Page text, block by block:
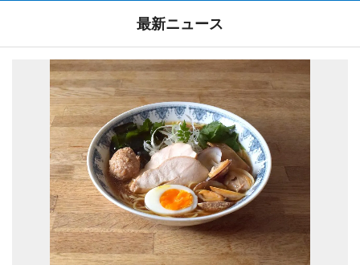
最新ニュース